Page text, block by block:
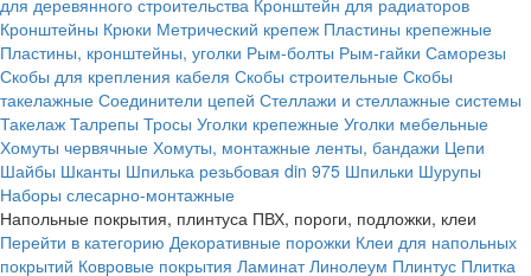
для деревянного строительства Кронштейн для радиаторов
Кронштейны Крюки Метрический крепеж Пластины крепежные
Пластины, кронштейны, уголки Рым-болты Рым-гайки Саморезы
Скобы для крепления кабеля Скобы строительные Скобы
такелажные Соединители цепей Стеллажи и стеллажные системы
Такелаж Талрепы Тросы Уголки крепежные Уголки мебельные
Хомуты червячные Хомуты, монтажные ленты, бандажи Цепи
Шайбы Шканты Шпилька резьбовая din 975 Шпильки Шурупы
Наборы слесарно-монтажные
Напольные покрытия, плинтуса ПВХ, пороги, подложки, клеи
Перейти в категорию Декоративные порожки Клеи для напольных
покрытий Ковровые покрытия Ламинат Линолеум Плинтус Плитка